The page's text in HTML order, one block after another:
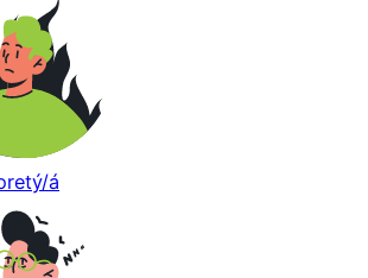
á